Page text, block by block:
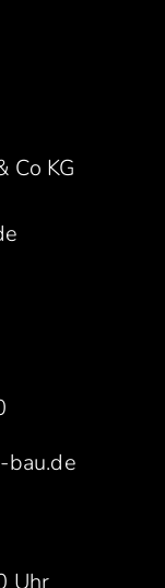
Co KG
bau.de
Uhr